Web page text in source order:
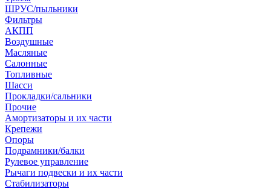
ШРУС/пыльники
Фильтры
АКПП
Воздушные
Масляные
Салонные
Топливные
Шасси
Прокладки/сальники
Прочие
Амортизаторы и их части
Крепежи
Опоры
Подрамники/балки
Рулевое управление
Рычаги подвески и их части
Стабилизаторы